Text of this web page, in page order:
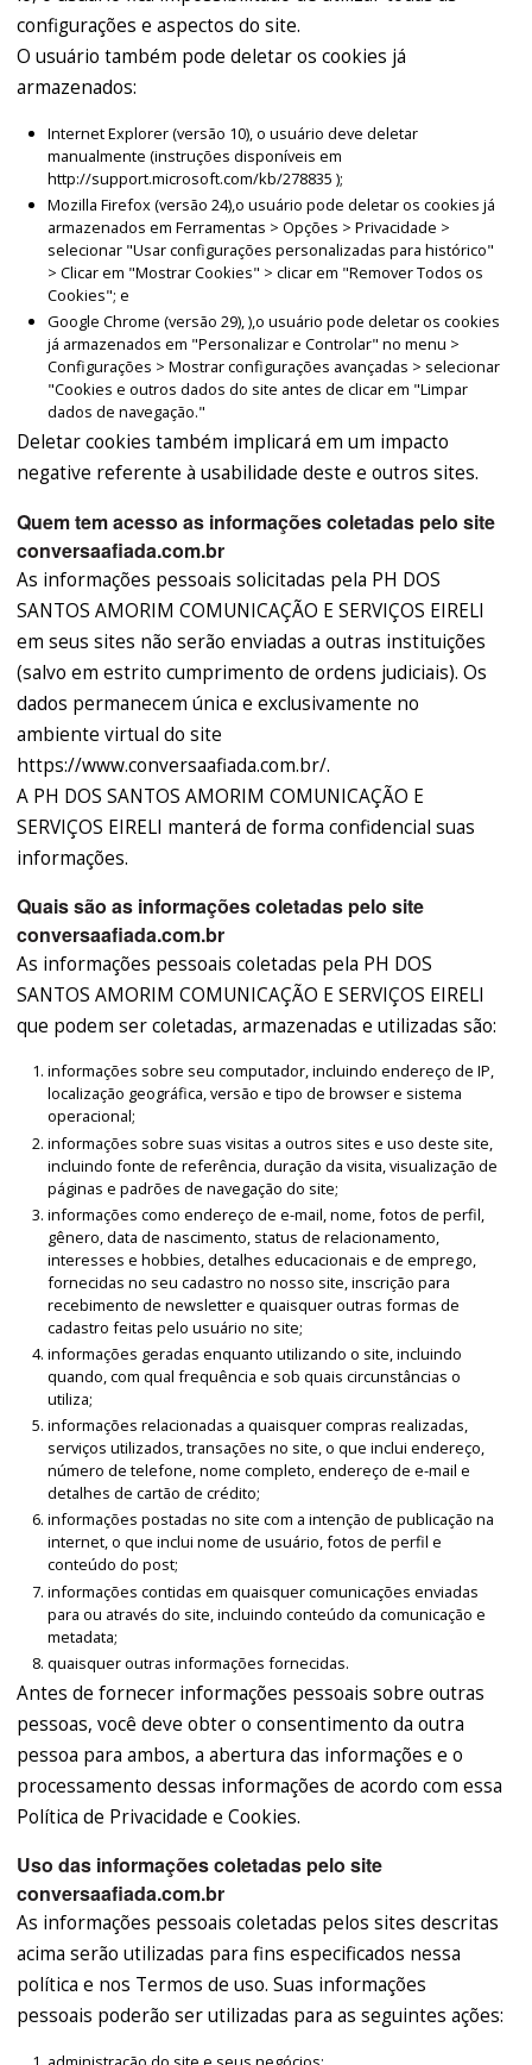
configurações e aspectos do site.
O usuário também pode deletar os cookies já
armazenados:
Internet Explorer (versão 10), o usuário deve deletar
manualmente (instruções disponíveis em
http://support.microsoft.com/kb/278835 );
Mozilla Firefox (versão 24),o usuário pode deletar os cookies já
armazenados em Ferramentas > Opções > Privacidade >
selecionar "Usar configurações personalizadas para histórico"
> Clicar em "Mostrar Cookies" > clicar em "Remover Todos os
Cookies"; e
Google Chrome (versão 29), ),o usuário pode deletar os cookies
já armazenados em "Personalizar e Controlar" no menu >
Configurações > Mostrar configurações avançadas > selecionar
"Cookies e outros dados do site antes de clicar em "Limpar
dados de navegação."
Deletar cookies também implicará em um impacto
negative referente à usabilidade deste e outros sites.
Quem tem acesso as informações coletadas pelo site
conversaafiada.com.br
As informações pessoais solicitadas pela PH DOS
SANTOS AMORIM COMUNICAÇÃO E SERVIÇOS EIRELI
em seus sites não serão enviadas a outras instituições
(salvo em estrito cumprimento de ordens judiciais). Os
dados permanecem única e exclusivamente no
ambiente virtual do site
https://www.conversaafiada.com.br/.
A PH DOS SANTOS AMORIM COMUNICAÇÃO E
SERVIÇOS EIRELI manterá de forma confidencial suas
informações.
Quais são as informações coletadas pelo site
conversaafiada.com.br
As informações pessoais coletadas pela PH DOS
SANTOS AMORIM COMUNICAÇÃO E SERVIÇOS EIRELI
que podem ser coletadas, armazenadas e utilizadas são:
informações sobre seu computador, incluindo endereço de IP,
localização geográfica, versão e tipo de browser e sistema
operacional;
informações sobre suas visitas a outros sites e uso deste site,
incluindo fonte de referência, duração da visita, visualização de
páginas e padrões de navegação do site;
informações como endereço de e-mail, nome, fotos de perfil,
gênero, data de nascimento, status de relacionamento,
interesses e hobbies, detalhes educacionais e de emprego,
fornecidas no seu cadastro no nosso site, inscrição para
recebimento de newsletter e quaisquer outras formas de
cadastro feitas pelo usuário no site;
informações geradas enquanto utilizando o site, incluindo
quando, com qual frequência e sob quais circunstâncias o
utiliza;
informações relacionadas a quaisquer compras realizadas,
serviços utilizados, transações no site, o que inclui endereço,
número de telefone, nome completo, endereço de e-mail e
detalhes de cartão de crédito;
informações postadas no site com a intenção de publicação na
internet, o que inclui nome de usuário, fotos de perfil e
conteúdo do post;
informações contidas em quaisquer comunicações enviadas
para ou através do site, incluindo conteúdo da comunicação e
metadata;
quaisquer outras informações fornecidas.
Antes de fornecer informações pessoais sobre outras
pessoas, você deve obter o consentimento da outra
pessoa para ambos, a abertura das informações e o
processamento dessas informações de acordo com essa
Política de Privacidade e Cookies.
Uso das informações coletadas pelo site
conversaafiada.com.br
As informações pessoais coletadas pelos sites descritas
acima serão utilizadas para fins especificados nessa
política e nos Termos de uso. Suas informações
pessoais poderão ser utilizadas para as seguintes ações: